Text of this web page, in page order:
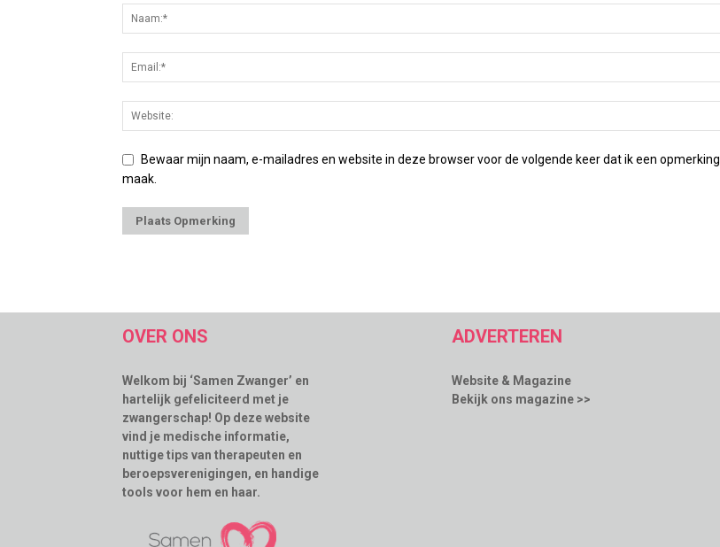
Bewaar mijn naam, e-mailadres en website in deze browser voor de volgende keer dat ik een opmerking
maak.
OVER ONS
Welkom bij ‘Samen Zwanger’ en
hartelijk gefeliciteerd met je
zwangerschap! Op deze website
vind je medische informatie,
nuttige tips van therapeuten en
beroepsverenigingen, en handige
tools voor hem en haar.
ADVERTEREN
Website & Magazine
Bekijk ons magazine >>